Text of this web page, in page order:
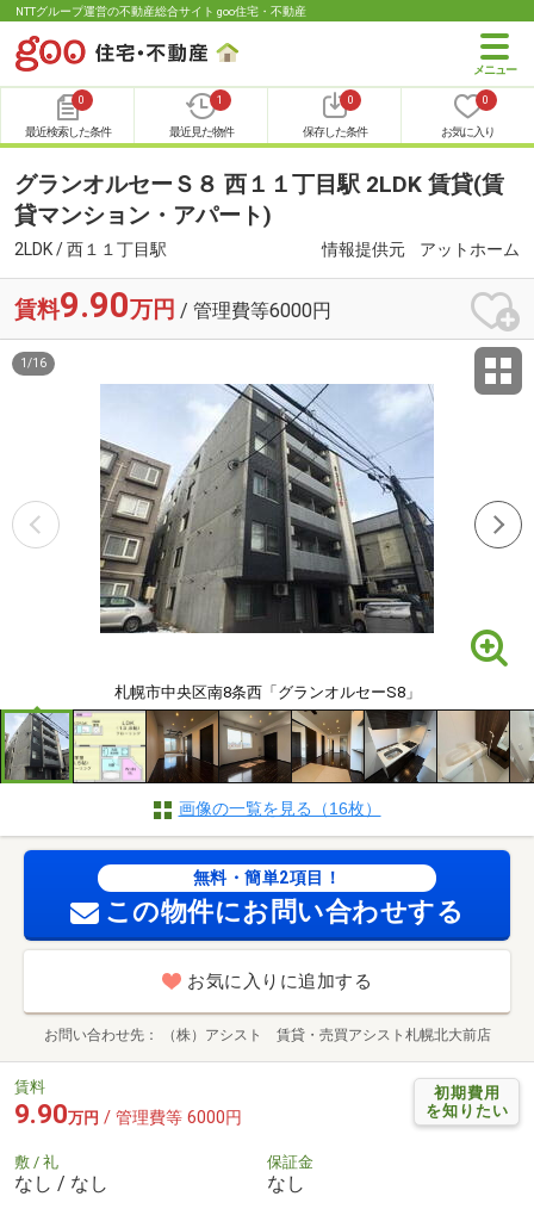
NTTグループ運営の不動産総合サイト goo住宅・不動産
0
最近検索した条件
1
最近見た物件
0
保存した条件
0
お気に入り
グランオルセーＳ８ 西１１丁目駅 2LDK 賃貸(賃
貸マンション・アパート)
2LDK / 西１１丁目駅 情報提供元 アットホーム
賃料9.90万円 / 管理費等6000円
札幌市中央区南8条西「グランオルセーS8」
1 /16
画像の一覧を見る（16枚）
無料・簡単2項目！
この物件にお問い合わせする
お気に入りに追加する
お問い合わせ先 （株）アシスト 賃貸・売買アシスト札幌北大前店
初期費用
を知りたい
賃料
9.90万円 / 管理費等 6000円
敷 / 礼
なし / なし
保証金
なし